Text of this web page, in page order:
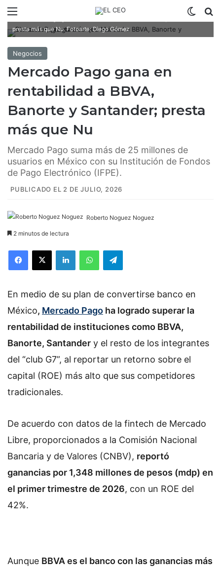
presta más que Nu. Fotoarte: Diego Gómez
Negocios
Mercado Pago gana en
rentabilidad a BBVA,
Banorte y Santander; presta
más que Nu
Mercado Pago suma más de 25 millones de
usuarios en México con su Institución de Fondos
de Pago Electrónico (IFPE).
PUBLICADO EL 2 DE JULIO, 2026
Roberto Noguez Noguez
2 minutos de lectura
En medio de su plan de convertirse banco en
México, Mercado Pago ha logrado superar la
rentabilidad de instituciones como BBVA,
Banorte, Santander y el resto de los integrantes
del “club G7”, al reportar un retorno sobre el
capital (ROE) más alto que sus competidores
tradicionales.
De acuerdo con datos de la fintech de Mercado
Libre, proporcionados a la Comisión Nacional
Bancaria y de Valores (CNBV), reportó
ganancias por 1,348 millones de pesos (mdp) en
el primer trimestre de 2026, con un ROE del
42%.
Aunque BBVA es el banco con las ganancias más